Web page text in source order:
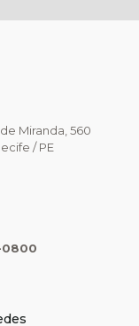
Miranda, 560
/ PE